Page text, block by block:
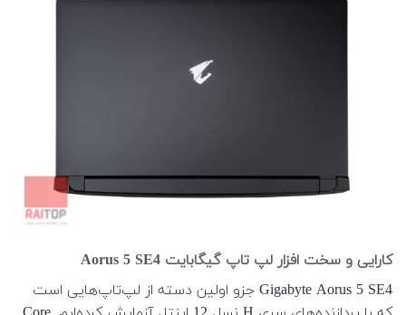
کارایی و سخت افزار لپ تاپ گیگابایت Aorus 5 SE4
Gigabyte Aorus 5 SE4 جزو اولین دسته از لپ‌تاپ‌هایی است